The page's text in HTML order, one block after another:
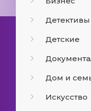
Детективы
Детские
Дом и
Искусство